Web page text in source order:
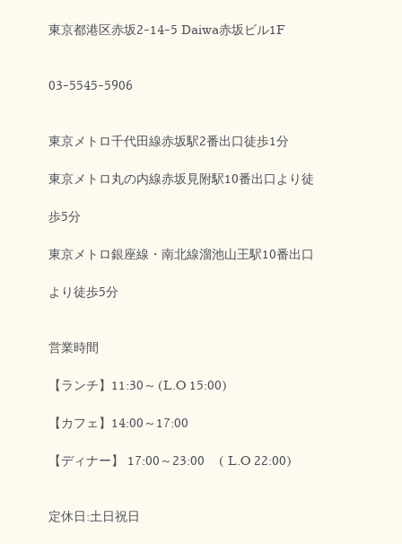
東京都港区赤坂2-14-5 Daiwa赤坂ビル1F
03-5545-5906
東京メトロ千代田線赤坂駅2番出口徒歩1分
東京メトロ丸の内線赤坂見附駅10番出口より徒
歩5分
東京メトロ銀座線・南北線溜池山王駅10番出口
より徒歩5分
営業時間
【ランチ】11:30～(L.O 15:00)
【カフェ】14:00～17:00
【ディナー】 17:00～23:00 ( L.O 22:00)
定休日:土日祝日